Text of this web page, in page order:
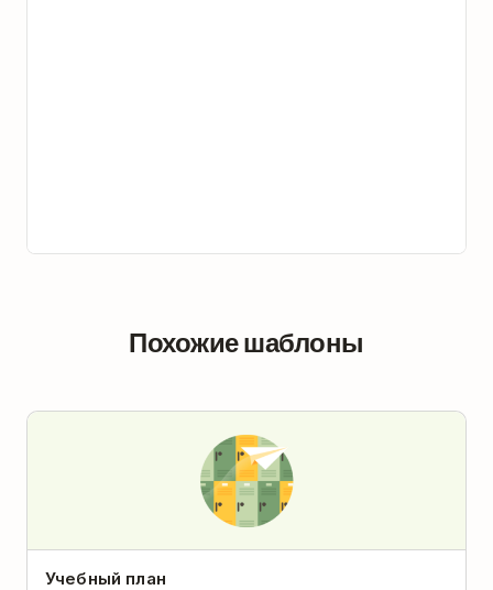
Похожие шаблоны
Учебный план